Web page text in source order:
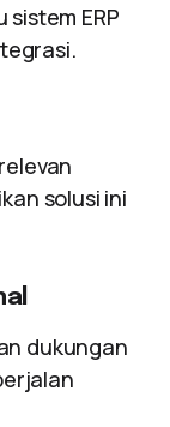
ERP
solusi ini
dukungan